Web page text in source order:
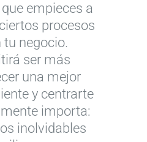
empieces a
procesos
tu negocio.
ser más
una mejor
y centrarte
importa:
inolvidables